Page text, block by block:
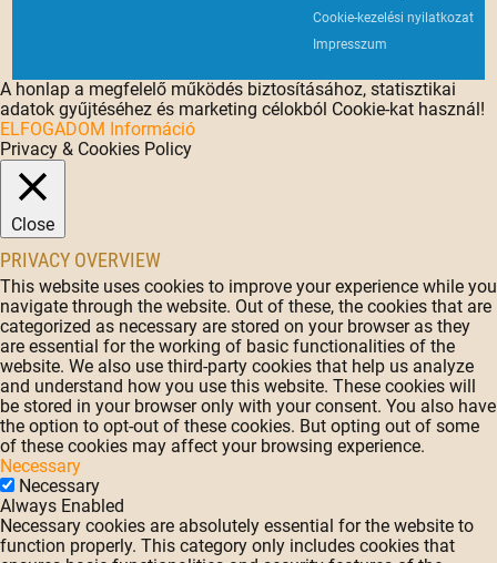
Cookie-kezelési nyilatkozat
Impresszum
A honlap a megfelelő működés biztosításához, statisztikai
adatok gyűjtéséhez és marketing célokból Cookie-kat használ!
ELFOGADOM Információ
Privacy & Cookies Policy
Close
PRIVACY OVERVIEW
This website uses cookies to improve your experience while you
navigate through the website. Out of these, the cookies that are
categorized as necessary are stored on your browser as they
are essential for the working of basic functionalities of the
website. We also use third-party cookies that help us analyze
and understand how you use this website. These cookies will
be stored in your browser only with your consent. You also have
the option to opt-out of these cookies. But opting out of some
of these cookies may affect your browsing experience.
Necessary
Necessary
Always Enabled
Necessary cookies are absolutely essential for the website to
function properly. This category only includes cookies that